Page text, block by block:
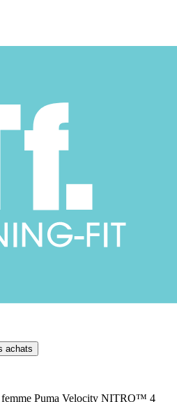
achats
femme Puma Velocity NITRO™ 4